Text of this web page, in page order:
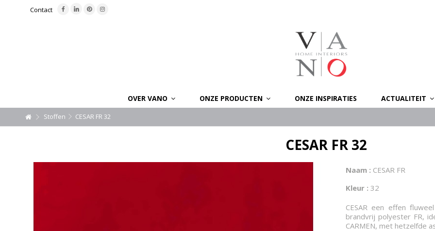
Contact
OVER VANO ONZE PRODUCTEN ONZE INSPIRATIES ACTUALITEIT
Stoffen CESAR FR 32
CESAR FR 32
Naam : CESAR FR
Kleur : 32
CESAR een effen
brandvrij polyester FR,
CARMEN, met hetzelfde